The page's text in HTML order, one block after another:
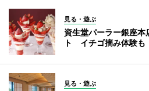
見る・遊ぶ
資生堂パーラー銀座
ト イチゴ摘み体験も
見る・遊ぶ